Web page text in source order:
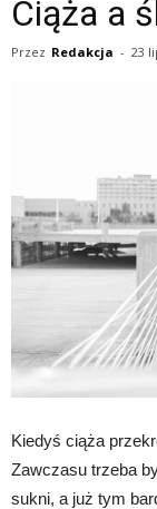
Ciąża a
Przez Redakcja - 23
Kiedyś ciąża
Zawczasu trzeba
sukni, a już tym